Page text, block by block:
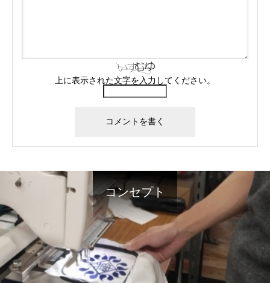
上に表示された文字を入力してください。
コンセプト